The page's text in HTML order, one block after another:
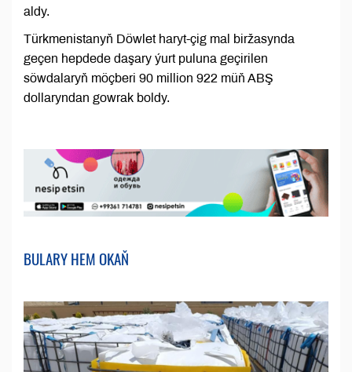
aldy.
Türkmenistanyň Döwlet haryt-çig mal biržasynda
geçen hepdede daşary ýurt puluna geçirilen
söwdalaryň möçberi 90 million 922 müň ABŞ
dollaryndan gowrak boldy.
BULARY HEM OKAŇ